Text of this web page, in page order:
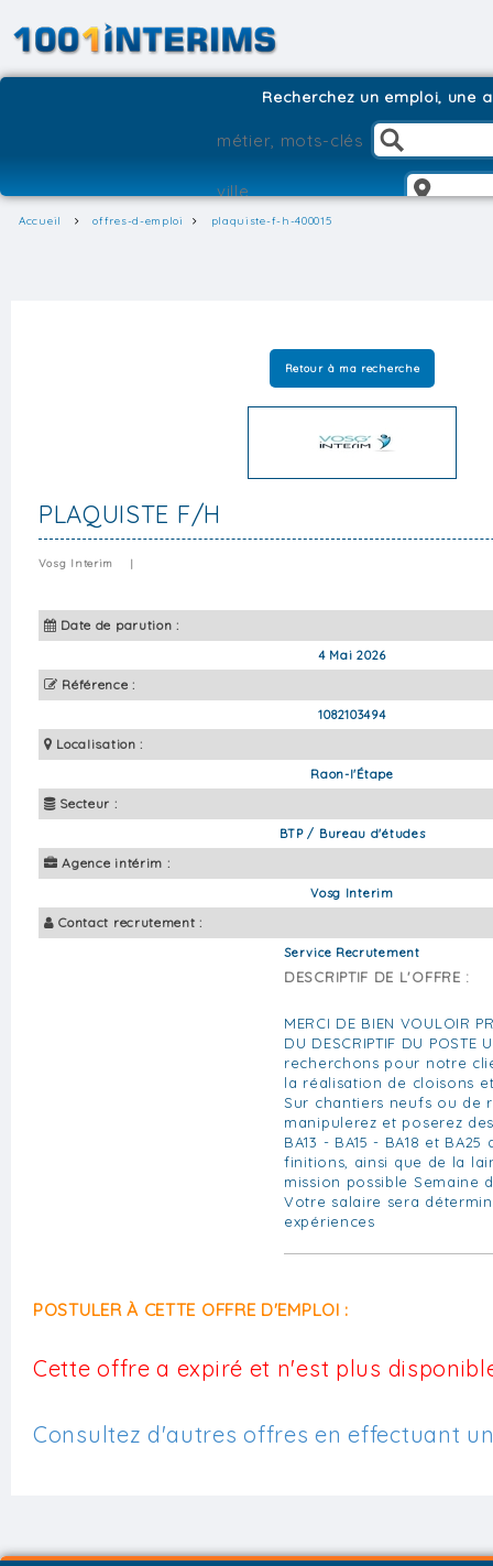
Recherchez un emploi, une
Accueil offres-d-emploi plaquiste-f-h-400015
Retour à ma recherche
PLAQUISTE F/H
Vosg Interim |
Date de parution :
4 Mai 2026
Référence :
1082103494
Localisation :
Raon-l'Étape
Secteur :
BTP / Bureau d'études
Agence intérim :
Vosg Interim
Contact recrutement :
Service Recrutement
DESCRIPTIF DE L'OFFRE :
MERCI DE BIEN VOULOIR
DU DESCRIPTIF DU POSTE
recherchons pour notre
la réalisation de cloisons
Sur chantiers neufs ou de
manipulerez et poserez
BA13 - BA15 - BA18 et
finitions, ainsi que de la
mission possible Semaine
Votre salaire sera
expériences
POSTULER À CETTE OFFRE D'EMPLOI :
Cette offre a expiré et n'est plus
Consultez d'autres offres en effectuant